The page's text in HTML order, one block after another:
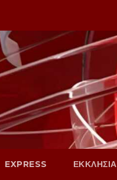
EXPRESS ΕΚΚΛΗΣΙΑ